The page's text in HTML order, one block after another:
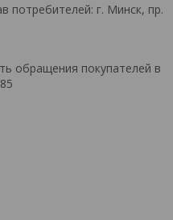
потребителей: г. Минск, пр.
обращения покупателей в